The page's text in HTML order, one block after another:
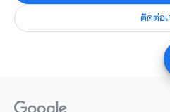
ติดต่อเ